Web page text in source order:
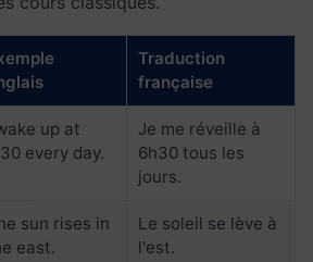
Traduction
française
up at
every day.
Je me réveille à
6h30 tous les
jours.
sun rises in
east.
Le soleil se lève à
l'est.